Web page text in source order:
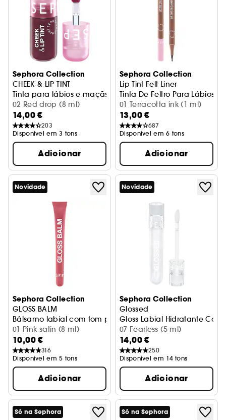
Sephora Collection
CHEEK & LIP TINT
Tinta para lábios e maçãs do rosto sem transferência
02 Red drop (8 ml)
14,00 €
203
Disponível em 3 tons
Adicionar
Sephora Collection
Lip Tint Felt Liner
Tinta De Feltro Para Lábios
01 Terracotta ink (1 ml)
13,00 €
687
Disponível em 6 tons
Adicionar
Novidade
Sephora Collection
GLOSS BALM
Bálsamo labial com tom para mais brilho e volume
01 Pink satin (8 ml)
10,00 €
316
Disponível em 5 tons
Adicionar
Novidade
Sephora Collection
Glossed
Gloss Labial Hidratante Com
07 Fearless (5 ml)
14,00 €
250
Disponível em 14 tons
Adicionar
Só na Sephora Só na Sephora